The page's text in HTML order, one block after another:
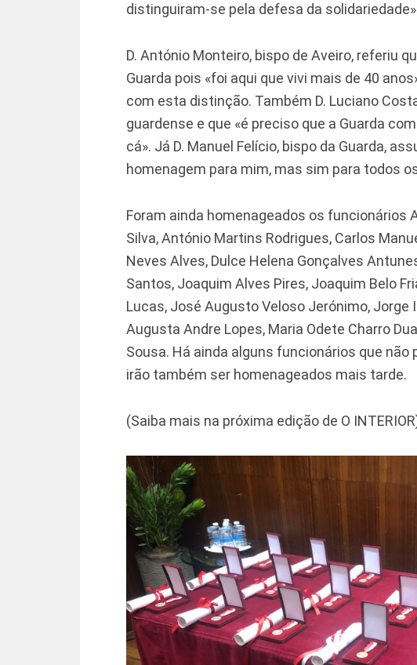
distinguiram-se pela defesa da
D. António Monteiro, bispo de Aveiro, referiu
Guarda pois «foi aqui que vivi mais de 40
com esta distinção. Também D. Luciano
guardense e que «é preciso que a Guarda
cá». Já D. Manuel Felício, bispo da Guarda,
homenagem para mim, mas sim para todos
Foram ainda homenageados os funcionários
Silva, António Martins Rodrigues, Carlos
Neves Alves, Dulce Helena Gonçalves
Santos, Joaquim Alves Pires, Joaquim Belo
Lucas, José Augusto Veloso Jerónimo, Jorge
Augusta Andre Lopes, Maria Odete Charro
Sousa. Há ainda alguns funcionários que
irão também ser homenageados mais tarde.
(Saiba mais na próxima edição de O